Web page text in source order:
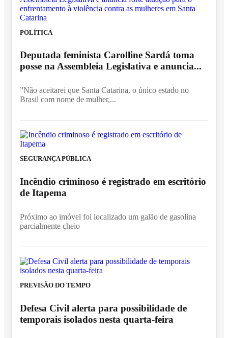
POLÍTICA
Deputada feminista Carolline Sardá toma
posse na Assembleia Legislativa e anuncia...
”Não aceitarei que Santa Catarina, o único estado no
Brasil com nome de mulher,...
SEGURANÇA PÚBLICA
Incêndio criminoso é registrado em escritório
de Itapema
Próximo ao imóvel foi localizado um galão de gasolina
parcialmente cheio
PREVISÃO DO TEMPO
Defesa Civil alerta para possibilidade de
temporais isolados nesta quarta-feira